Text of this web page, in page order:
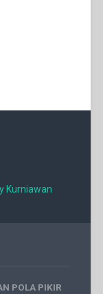
Kurniawan
POLA PIKIR